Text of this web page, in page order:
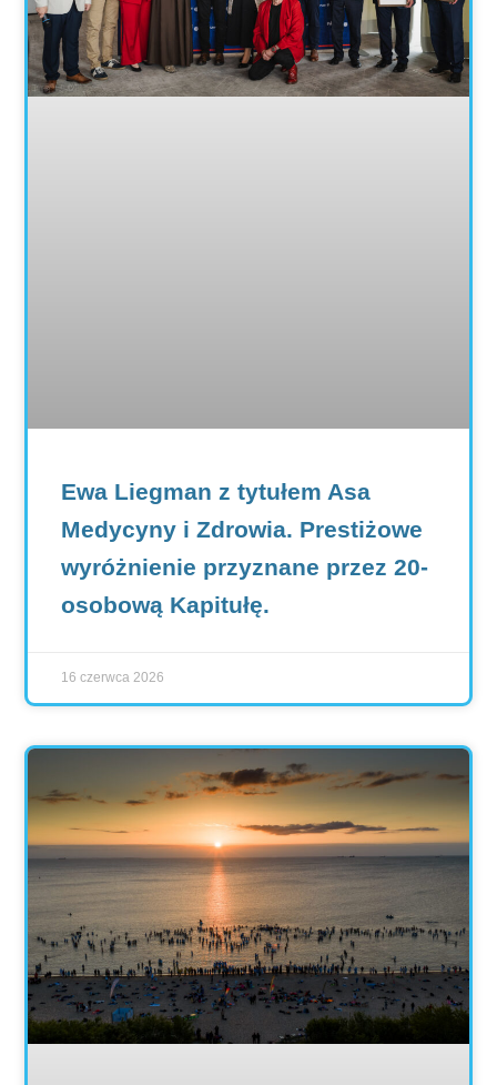
Ewa Liegman z tytułem Asa
Medycyny i Zdrowia. Prestiżowe
wyróżnienie przyznane przez 20-
osobową Kapitułę.
16 czerwca 2026